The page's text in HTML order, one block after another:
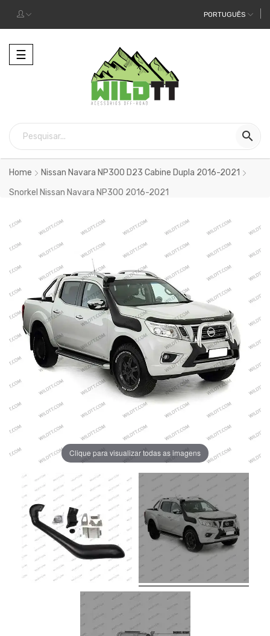
PORTUGUÊS
Alternar
a
☰

Home
Nissan Navara NP300 D23 Cabine Dupla 2016-2021
Snorkel Nissan Navara NP300 2016-2021
Clique para visualizar todas as imagens